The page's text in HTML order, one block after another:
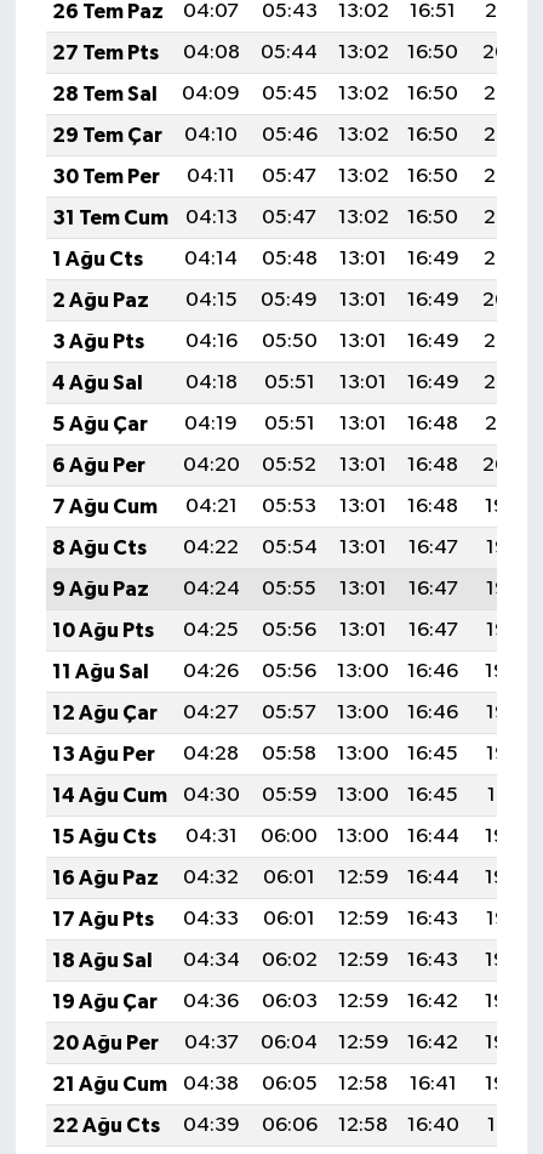
26 Tem Paz
04:07 05:43 13:02 16:51
20:10
27 Tem Pts
04:08 05:44 13:02 16:50
20:09
28 Tem Sal
04:09 05:45 13:02 16:50
20:08
29 Tem Çar
04:10 05:46 13:02 16:50
20:07
30 Tem Per
04:11 05:47 13:02 16:50
20:07
31 Tem Cum
04:13 05:47 13:02 16:50
20:06
1 Ağu Cts
04:14 05:48 13:01 16:49
20:05
2 Ağu Paz
04:15 05:49 13:01 16:49
20:04
3 Ağu Pts
04:16 05:50 13:01 16:49
20:03
4 Ağu Sal
04:18 05:51 13:01 16:49
20:02
5 Ağu Çar
04:19 05:51 13:01 16:48
20:01
6 Ağu Per
04:20 05:52 13:01 16:48
20:00
7 Ağu Cum
04:21 05:53 13:01 16:48
19:59
8 Ağu Cts
04:22 05:54 13:01 16:47
19:58
9 Ağu Paz
04:24 05:55 13:01 16:47
19:57
10 Ağu Pts
04:25 05:56 13:01 16:47
19:55
11 Ağu Sal
04:26 05:56 13:00 16:46
19:54
12 Ağu Çar
04:27 05:57 13:00 16:46
19:53
13 Ağu Per
04:28 05:58 13:00 16:45
19:52
14 Ağu Cum
04:30 05:59 13:00 16:45
19:51
15 Ağu Cts
04:31 06:00 13:00 16:44
19:50
16 Ağu Paz
04:32 06:01 12:59 16:44
19:48
17 Ağu Pts
04:33 06:01 12:59 16:43
19:47
18 Ağu Sal
04:34 06:02 12:59 16:43
19:46
19 Ağu Çar
04:36 06:03 12:59 16:42
19:45
20 Ağu Per
04:37 06:04 12:59 16:42
19:43
21 Ağu Cum
04:38 06:05 12:58 16:41
19:42
22 Ağu Cts
04:39 06:06 12:58 16:40
19:41